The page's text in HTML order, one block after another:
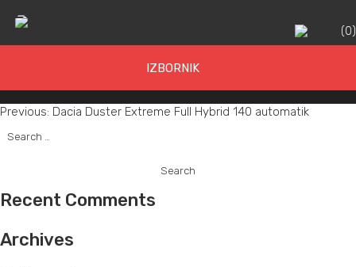
IZBORNIK
(0)
D2
Post
navigation
Previous: Dacia Duster Extreme Full Hybrid 140 automatik
for:
Recent Comments
Archives